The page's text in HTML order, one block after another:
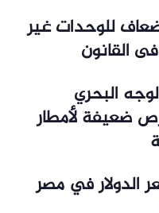
القديم» زيادة 5 أضعاف للوحدات غير
القانون
البحري
ضعيفة لأمطار
الدولار في مصر